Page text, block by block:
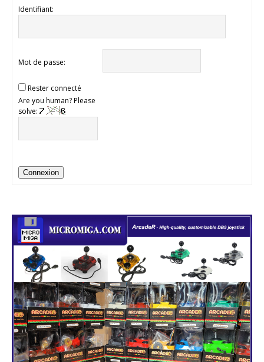
Identifiant:
Mot de passe:
Rester connecté
Are you human? Please
solve:
Connexion